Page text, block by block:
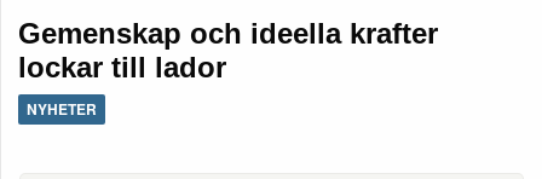
Gemenskap och ideella krafter
lockar till lador
NYHETER